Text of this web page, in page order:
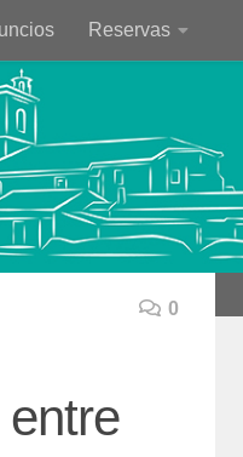
Reservas
0